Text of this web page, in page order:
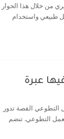
من خلال هذا الحوار
طبيعي واستخدام
عبرة
التطوعي القصة تدور
التطوعي. تنضم